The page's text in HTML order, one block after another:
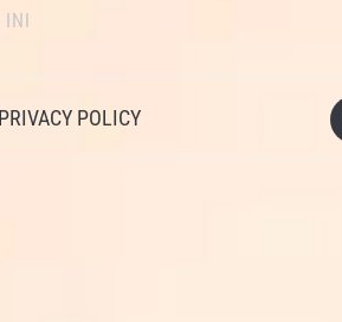
INI
PRIVACY POLICY